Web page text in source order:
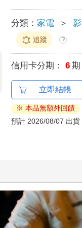
分類： 家電 ＞
追蹤 ?
信用卡分期： 6 期
立即結帳
※ 本品無額外回饋
預計 2026/08/07 出貨